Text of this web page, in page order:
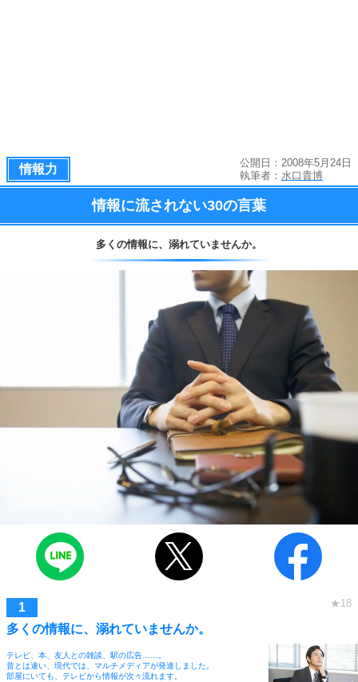
情報力
公開日：2008年5月24日
執筆者： 水口貴博
情報に流されない30の言葉
多くの情報に、 溺れていませんか。
多くの情報に、溺れていませんか。
テレビ、本、友人との雑談、駅の広告……。
昔とは違い、現代では、マルチメディアが発達しました。
部屋にいても、テレビから情報が次々流れます。